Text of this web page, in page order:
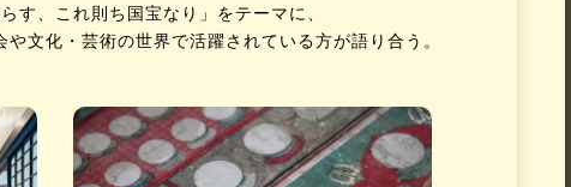
らす、これ則ち国宝なり」をテーマに、
や文化・芸術の世界で活躍されている方が語り合う。